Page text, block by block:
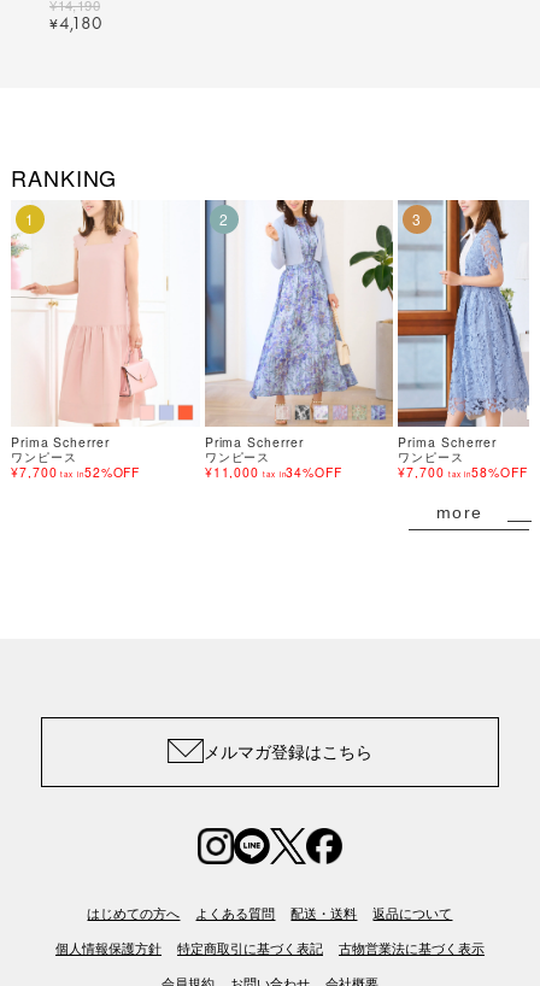
psc611-0648【1】
¥14,190
¥4,180
RANKING
1
Prima Scherrer
ワンピース
¥7,700 tax in52%OFF
2
Prima Scherrer
ワンピース
¥11,000 tax in34%OFF
3
Prima Scherrer
ワンピース
¥7,700 tax in58%OFF
more
メルマガ登録はこちら
はじめての方へ よくある質問 配送・送料 返品について
個人情報保護方針 特定商取引に基づく表記 古物営業法に基づく表示